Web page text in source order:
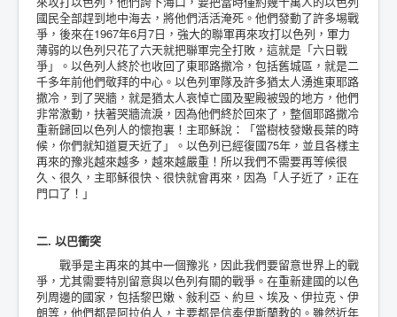
國民全部趕到地中海去，將他們活活淹死。他們發動了許多埸戰
爭，後來在1967年6月7日，強大的聯軍再來攻打以色列，軍力
薄弱的以色列只花了六天就把聯軍完全打敗，這就是「六日戰
爭」。以色列人終於也收回了東耶路撒冷，包括舊城區，就是二
千多年前他們敬拜的中心。以色列軍隊及許多猶太人湧進東耶路
撒冷，到了哭牆，就是猶太人哀悼亡國及聖殿被毁的地方，他們
非常激動，扶著哭牆流淚，因為他們終於回來了，整個耶路撒冷
重新歸回以色列人的懷抱裏！主耶穌說：「當樹枝發嫩長葉的時
候，你們就知道夏天近了」。以色列已經復國75年，並且各樣主
再來的豫兆越來越多，越來越嚴重！所以我們不需要再等候很
久、很久，主耶穌很快、很快就會再來，因為「人子近了，正在
門口了！」
二. 以巴衝突
戰爭是主再來的其中一個豫兆，因此我們要留意世界上的戰
爭，尤其需要特別留意與以色列有關的戰爭。在重新建國的以色
列周邊的國家，包括黎巴嫩、敍利亞、約旦、埃及、伊拉克、伊
朗等，他們都是阿拉伯人，主要都是信奉伊斯蘭教的。雖然近年